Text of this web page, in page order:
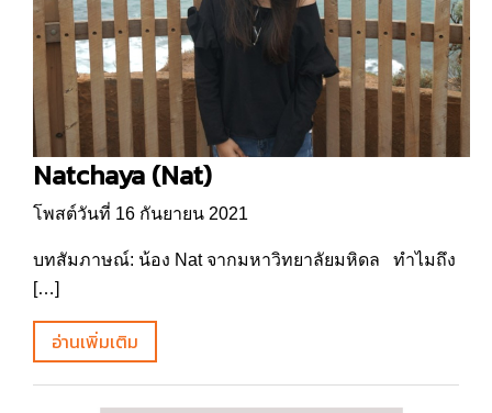
Natchaya (Nat)
โพสต์วันที่ 16 กันยายน 2021
บทสัมภาษณ์: น้อง Nat จากมหาวิทยาลัยมหิดล ทำไมถึง
[…]
อ่านเพิ่มเติม